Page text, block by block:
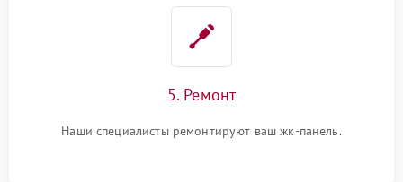
5. Ремонт
Наши специалисты ремонтируют ваш жк-панель.